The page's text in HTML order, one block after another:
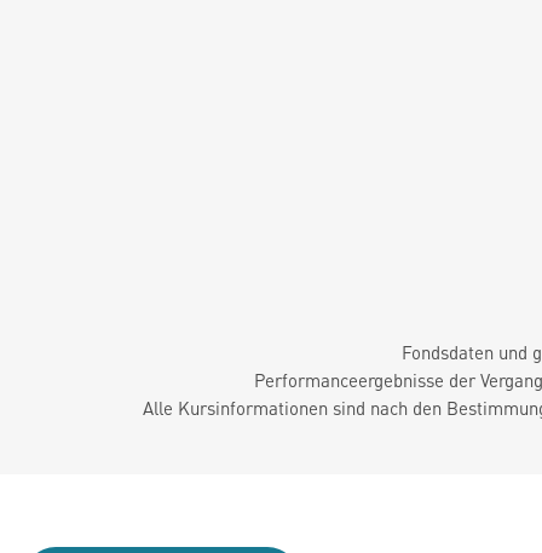
Fondsdaten und
Performanceergebnisse der
Alle Kursinformationen sind nach den